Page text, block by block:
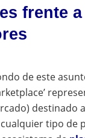
frente
de este
destinado
tipo de